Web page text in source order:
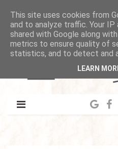
This site uses cookies from
and to analyze traffic. Your
shared with Google along
metrics to ensure quality of
statistics, and to detect and
LEARN